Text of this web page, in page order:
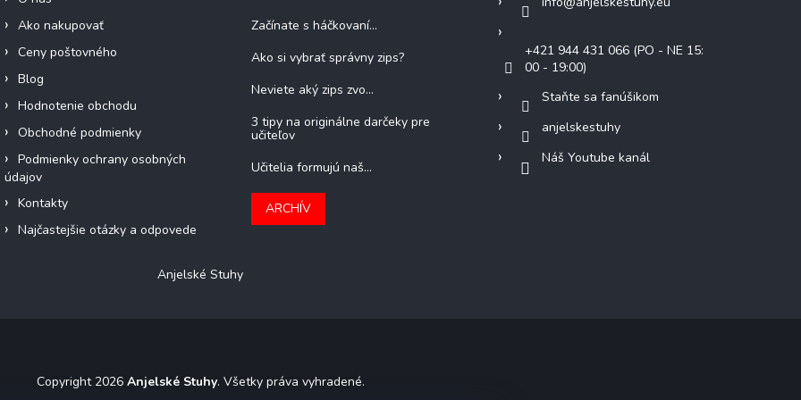
Ako nakupovať
Ceny poštovného
Blog
Hodnotenie obchodu
Obchodné podmienky
Podmienky ochrany osobných
údajov
Kontakty
Najčastejšie otázky a odpovede
Začínate s háčkovaní...
Ako si vybrať správny zips?
Neviete aký zips zvo...
3 tipy na originálne darčeky pre
učiteľov
Učitelia formujú naš...
ARCHÍV
+421 944 431 066 (PO - NE 15:
00 - 19:00)
Staňte sa fanúšikom
anjelskestuhy
Náš Youtube kanál
Anjelské Stuhy
Copyright 2026 Anjelské Stuhy. Všetky práva vyhradené.